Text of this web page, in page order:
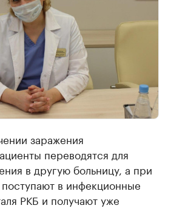
заражения
переводятся для
в другую больницу, а при
в инфекционные
РКБ и получают уже